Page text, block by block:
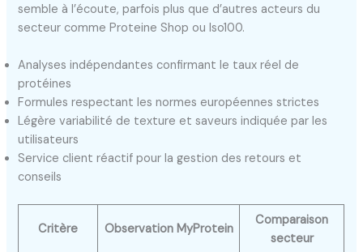
semble à l’écoute, parfois plus que d’autres acteurs du
secteur comme Proteine Shop ou Iso100.
Analyses indépendantes confirmant le taux réel de
protéines
Formules respectant les normes européennes strictes
Légère variabilité de texture et saveurs indiquée par les
utilisateurs
Service client réactif pour la gestion des retours et
conseils
Critère Observation MyProtein
Comparaison
secteur